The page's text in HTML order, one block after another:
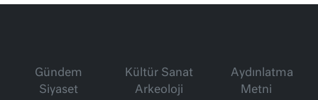
Gündem
Siyaset
Kültür Sanat
Arkeoloji
Aydınlatma
Metni